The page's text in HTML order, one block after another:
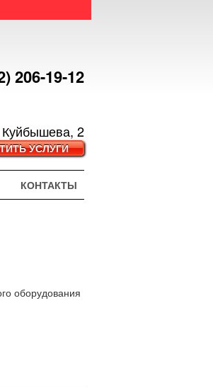
206-19-12
2
УСЛУГИ
КОНТАКТЫ
оборудования